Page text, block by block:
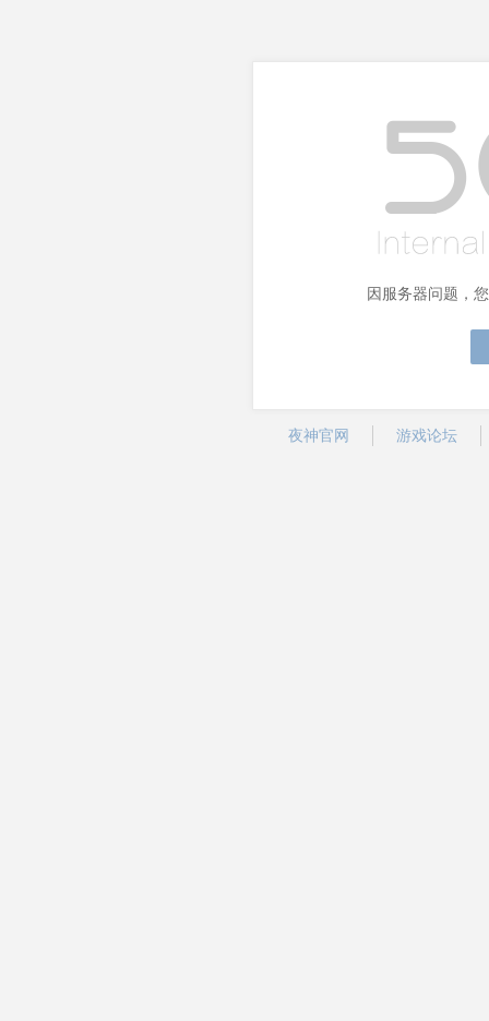
因服务器问题，
夜神官网 游戏论坛